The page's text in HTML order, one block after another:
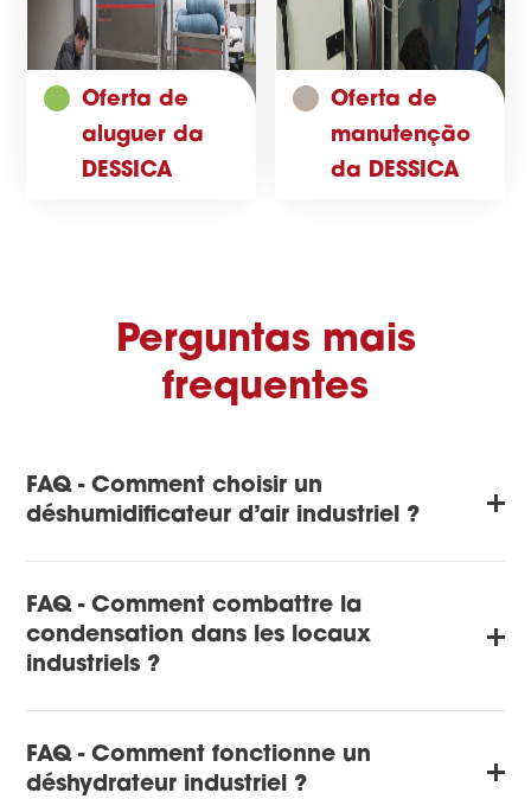
Oferta de
aluguer da
DESSICA
Oferta de
manutenção
da DESSICA
Perguntas mais
frequentes
FAQ - Comment choisir un
déshumidificateur d’air industriel ?
FAQ - Comment combattre la
condensation dans les locaux
industriels ?
FAQ - Comment fonctionne un
déshydrateur industriel ?